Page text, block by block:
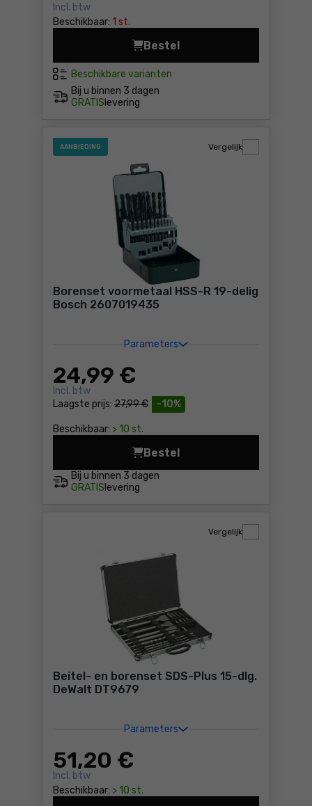
Incl. btw
Beschikbaar: 1 st.
Beschikbare varianten
Bij u binnen 3 dagen
GRATIS levering
Bestel
Boor voor beton Makita
AANBIEDING
Borenset voormetaal HSS-R 19-delig
Bosch 2607019435
Parameters
-10%
Laagste prijs: 27,99 €
24,99 €
Incl. btw
Beschikbaar: > 10 st.
Vergelijk
Bij u binnen 3 dagen
GRATIS levering
Bestel
Borenset voormetaal HSS-
Beitel- en borenset SDS-Plus 15-dlg.
DeWalt DT9679
Parameters
51,20 €
Incl. btw
Beschikbaar: > 10 st.
Vergelijk